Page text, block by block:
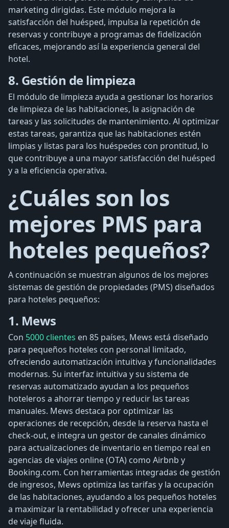
marketing dirigidas. Este módulo mejora la
satisfacción del huésped, impulsa la repetición de
reservas y contribuye a programas de fidelización
eficaces, mejorando así la experiencia general del
hotel.
8. Gestión de limpieza
El módulo de limpieza ayuda a gestionar los horarios
de limpieza de las habitaciones, la asignación de
tareas y las solicitudes de mantenimiento. Al optimizar
estas tareas, garantiza que las habitaciones estén
limpias y listas para los huéspedes con prontitud, lo
que contribuye a una mayor satisfacción del huésped
y a la eficiencia operativa.
¿Cuáles son los
mejores PMS para
hoteles pequeños?
A continuación se muestran algunos de los mejores
sistemas de gestión de propiedades (PMS) diseñados
para hoteles pequeños:
1. Mews
Con 5000 clientes en 85 países, Mews está diseñado
para pequeños hoteles con personal limitado,
ofreciendo automatización intuitiva y funcionalidades
modernas. Su interfaz intuitiva y su sistema de
reservas automatizado ayudan a los pequeños
hoteleros a ahorrar tiempo y reducir las tareas
manuales. Mews destaca por optimizar las
operaciones de recepción, desde la reserva hasta el
check-out, e integra un gestor de canales dinámico
para actualizaciones de inventario en tiempo real en
agencias de viajes online (OTA) como Airbnb y
Booking.com. Con herramientas integradas de gestión
de ingresos, Mews optimiza las tarifas y la ocupación
de las habitaciones, ayudando a los pequeños hoteles
a maximizar la rentabilidad y ofrecer una experiencia
de viaje fluida.